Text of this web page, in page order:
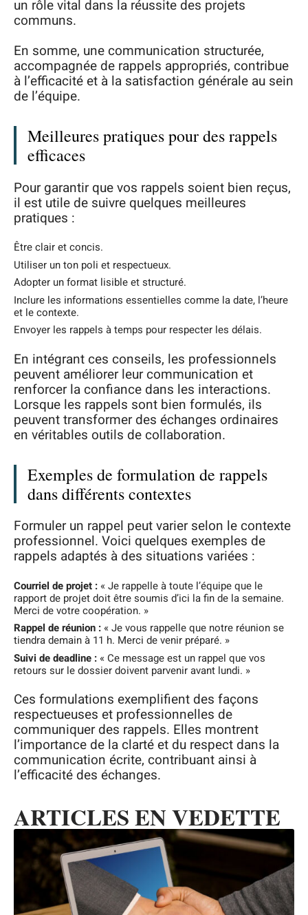
un rôle vital dans la réussite des projets
communs.
En somme, une communication structurée,
accompagnée de rappels appropriés, contribue
à l’efficacité et à la satisfaction générale au sein
de l’équipe.
Meilleures pratiques pour des rappels
efficaces
Pour garantir que vos rappels soient bien reçus,
il est utile de suivre quelques meilleures
pratiques :
Être clair et concis.
Utiliser un ton poli et respectueux.
Adopter un format lisible et structuré.
Inclure les informations essentielles comme la date, l’heure
et le contexte.
Envoyer les rappels à temps pour respecter les délais.
En intégrant ces conseils, les professionnels
peuvent améliorer leur communication et
renforcer la confiance dans les interactions.
Lorsque les rappels sont bien formulés, ils
peuvent transformer des échanges ordinaires
en véritables outils de collaboration.
Exemples de formulation de rappels
dans différents contextes
Formuler un rappel peut varier selon le contexte
professionnel. Voici quelques exemples de
rappels adaptés à des situations variées :
Courriel de projet : « Je rappelle à toute l’équipe que le
rapport de projet doit être soumis d’ici la fin de la semaine.
Merci de votre coopération. »
Rappel de réunion : « Je vous rappelle que notre réunion se
tiendra demain à 11 h. Merci de venir préparé. »
Suivi de deadline : « Ce message est un rappel que vos
retours sur le dossier doivent parvenir avant lundi. »
Ces formulations exemplifient des façons
respectueuses et professionnelles de
communiquer des rappels. Elles montrent
l’importance de la clarté et du respect dans la
communication écrite, contribuant ainsi à
l’efficacité des échanges.
ARTICLES EN VEDETTE